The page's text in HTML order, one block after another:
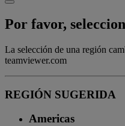
Por favor,
La selección de una región
teamviewer.com
REGIÓN SUGERIDA
Americas